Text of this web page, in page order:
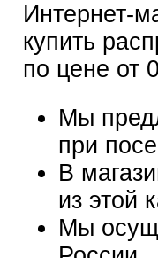
Интернет-
купить
по цене от
Мы
при
В
из этой
Мы